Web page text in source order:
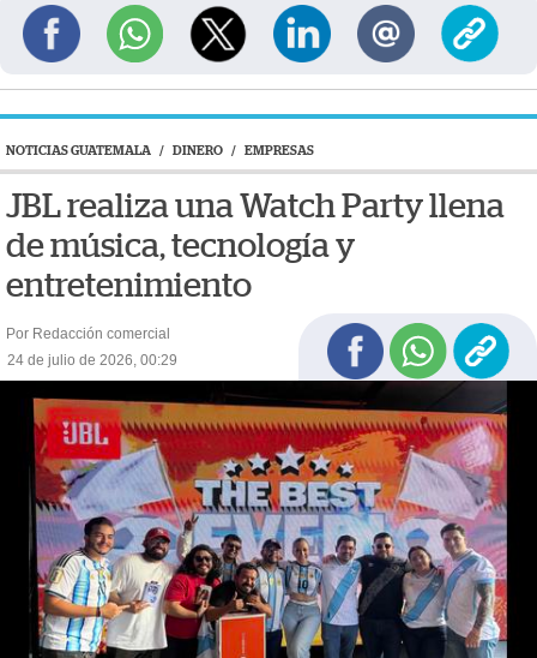
NOTICIAS GUATEMALA / DINERO / EMPRESAS
JBL realiza una Watch Party llena
de música, tecnología y
entretenimiento
Por Redacción comercial
24 de julio de 2026, 00:29